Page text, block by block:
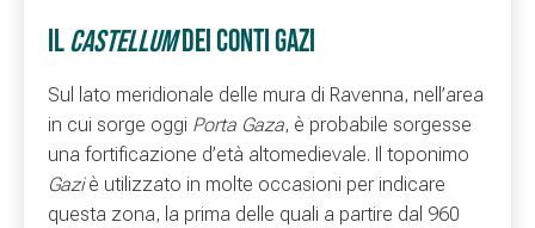
ILCASTELLUMDEI CONTI GAZI
Sul lato meridionale delle mura di Ravenna, nell’area
in cui sorge oggi Porta Gaza, è probabile sorgesse
una fortificazione d’età altomedievale. Il toponimo
Gaziè utilizzato in molte occasioni per indicare
questa zona, la prima delle quali a partire dal 960